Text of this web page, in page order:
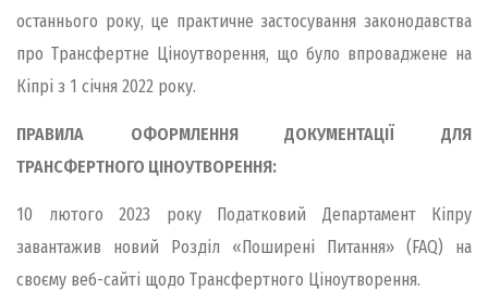
останнього року, це практичне застосування законодавства
про Трансфертне Ціноутворення, що було впроваджене на
Кіпрі з 1 січня 2022 року.
ПРАВИЛА ОФОРМЛЕННЯ ДОКУМЕНТАЦІЇ ДЛЯ
ТРАНСФЕРТНОГО ЦІНОУТВОРЕННЯ:
10 лютого 2023 року Податковий Департамент Кіпру
завантажив новий Розділ «Поширені Питання» (FAQ) на
своєму веб-сайті щодо Трансфертного Ціноутворення.